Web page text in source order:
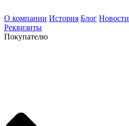
О компании История Блог Новости
Реквизиты
Покупателю